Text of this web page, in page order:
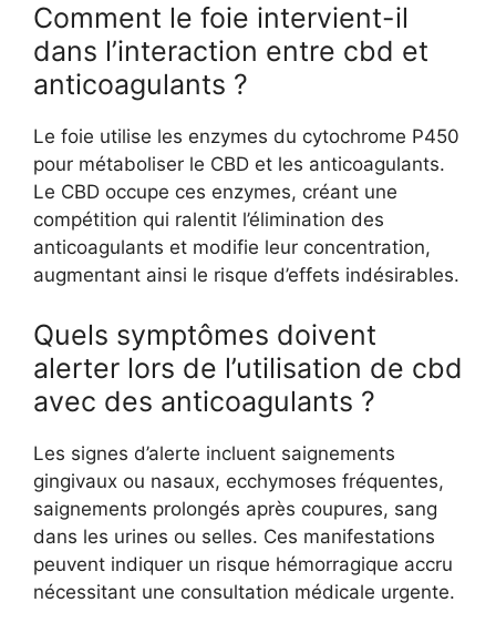
Comment le foie intervient-il
dans l’interaction entre cbd et
anticoagulants ?
Le foie utilise les enzymes du cytochrome P450
pour métaboliser le CBD et les anticoagulants.
Le CBD occupe ces enzymes, créant une
compétition qui ralentit l’élimination des
anticoagulants et modifie leur concentration,
augmentant ainsi le risque d’effets indésirables.
Quels symptômes doivent
alerter lors de l’utilisation de cbd
avec des anticoagulants ?
Les signes d’alerte incluent saignements
gingivaux ou nasaux, ecchymoses fréquentes,
saignements prolongés après coupures, sang
dans les urines ou selles. Ces manifestations
peuvent indiquer un risque hémorragique accru
nécessitant une consultation médicale urgente.